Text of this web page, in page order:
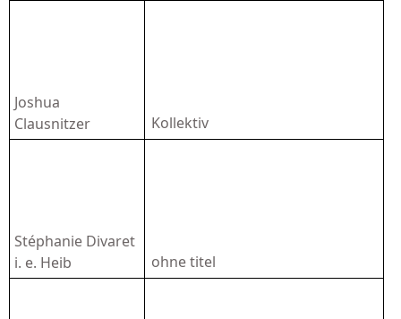
Joshua
Clausnitzer
Kollektiv
Stéphanie Divaret
i. e. Heib
ohne titel